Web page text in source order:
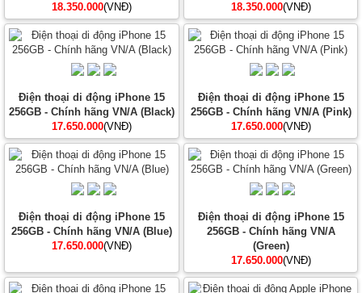
18.350.000(VNĐ)
18.350.000(VNĐ)
Điện thoại di động iPhone 15
256GB - Chính hãng VN/A (Black)
17.650.000(VNĐ)
Điện thoại di động iPhone 15
256GB - Chính hãng VN/A (Pink)
17.650.000(VNĐ)
Điện thoại di động iPhone 15
256GB - Chính hãng VN/A (Blue)
17.650.000(VNĐ)
Điện thoại di động iPhone 15
256GB - Chính hãng VN/A
(Green)
17.650.000(VNĐ)